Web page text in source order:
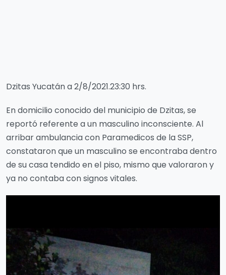
Dzitas Yucatán a 2/8/2021.23:30 hrs.
En domicilio conocido del municipio de Dzitas, se
reportó referente a un masculino inconsciente. Al
arribar ambulancia con Paramedicos de la SSP,
constataron que un masculino se encontraba dentro
de su casa tendido en el piso, mismo que valoraron y
ya no contaba con signos vitales.